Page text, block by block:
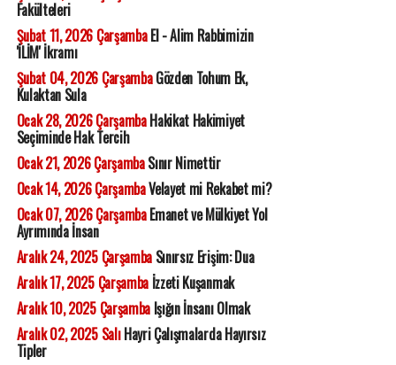
Fakülteleri
Şubat 11, 2026 ÇarşambaEl - Alim Rabbimizin
'İLİM' İkramı
Şubat 04, 2026 ÇarşambaGözden Tohum Ek,
Kulaktan Sula
Ocak 28, 2026 ÇarşambaHakikat Hakimiyet
Seçiminde Hak Tercih
Ocak 21, 2026 ÇarşambaSınır Nimettir
Ocak 14, 2026 ÇarşambaVelayet mi Rekabet mi?
Ocak 07, 2026 ÇarşambaEmanet ve Mülkiyet Yol
Ayrımında İnsan
Aralık 24, 2025 ÇarşambaSınırsız Erişim: Dua
Aralık 17, 2025 Çarşambaİzzeti Kuşanmak
Aralık 10, 2025 ÇarşambaIşığın İnsanı Olmak
Aralık 02, 2025 SalıHayri Çalışmalarda Hayırsız
Tipler